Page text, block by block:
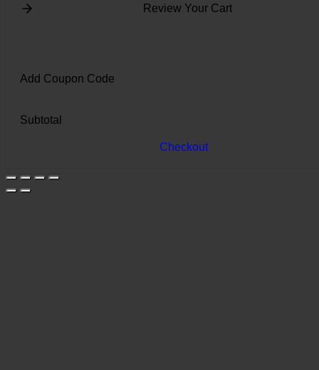
Review Your Cart
Add Coupon Code
Subtotal
Checkout